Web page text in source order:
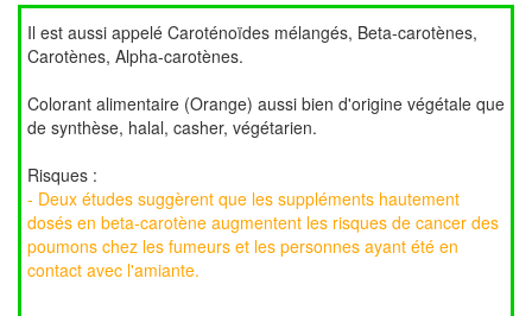
Il est aussi appelé Caroténoïdes mélangés, Beta-carotènes,
Carotènes, Alpha-carotènes.
Colorant alimentaire (Orange) aussi bien d'origine végétale que
de synthèse, halal, casher, végétarien.
Risques :
- Deux études suggèrent que les suppléments hautement
dosés en beta-carotène augmentent les risques de cancer des
poumons chez les fumeurs et les personnes ayant été en
contact avec l'amiante.